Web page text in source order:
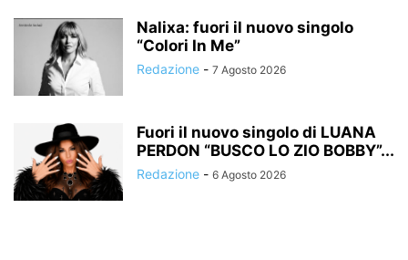
Nalixa: fuori il nuovo singolo
“Colori In Me”
Redazione - 7 Agosto 2026
Fuori il nuovo singolo di LUANA
PERDON “BUSCO LO ZIO BOBBY”...
Redazione - 6 Agosto 2026